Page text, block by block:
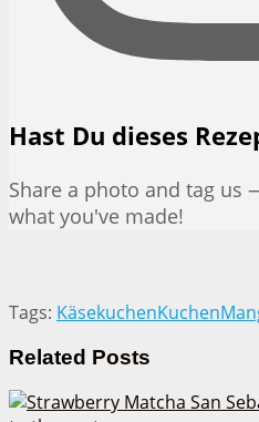
Hast Du dieses
Share a photo and tag us
what you've made!
Tags: KäsekuchenKuchen
Related Posts